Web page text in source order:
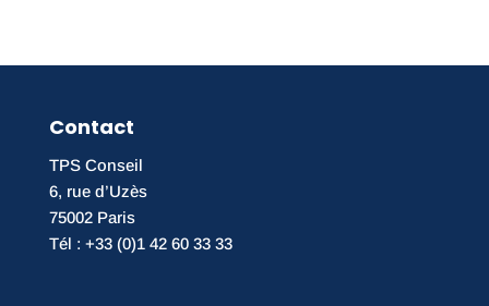
Contact
TPS Conseil
6, rue d’Uzès
75002 Paris
Tél : +33 (0)1 42 60 33 33